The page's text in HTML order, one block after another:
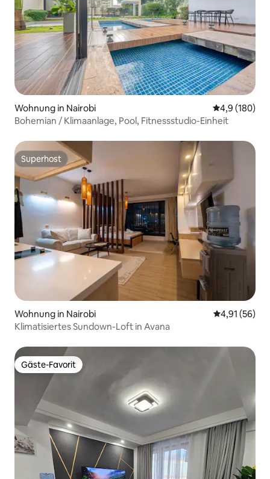
Wohnung in Nairobi
4,9 (180)
Bohemian / Klimaanlage, Pool, Fitnessstudio-Einheit
Superhost
Superhost
Wohnung in Nairobi
4,91 (56)
Klimatisiertes Sundown-Loft in Avana
Gäste-Favorit
Gäste-Favorit